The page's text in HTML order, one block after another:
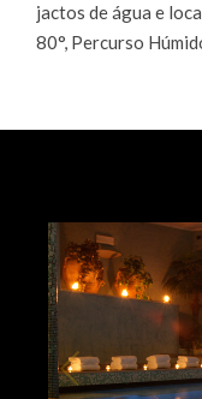
jactos de água e
80°, Percurso